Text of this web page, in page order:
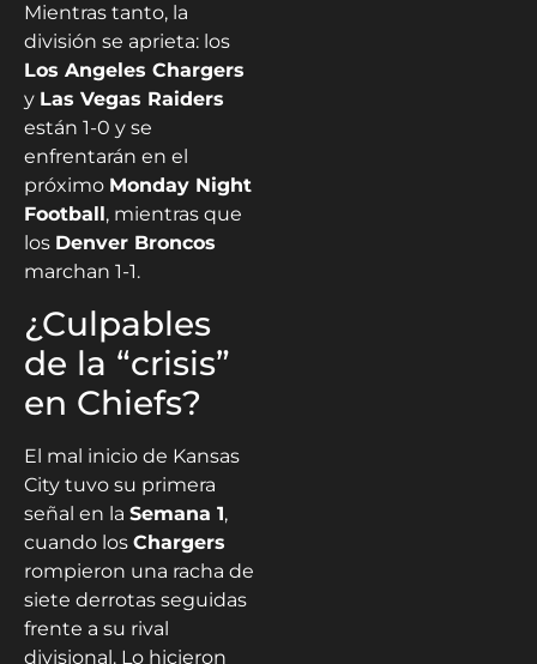
Mientras tanto, la
división se aprieta: los
Los Angeles Chargers
y Las Vegas Raiders
están 1-0 y se
enfrentarán en el
próximo Monday Night
Football, mientras que
los Denver Broncos
marchan 1-1.
¿Culpables
de la “crisis”
en Chiefs?
El mal inicio de Kansas
City tuvo su primera
señal en la Semana 1,
cuando los Chargers
rompieron una racha de
siete derrotas seguidas
frente a su rival
divisional. Lo hicieron